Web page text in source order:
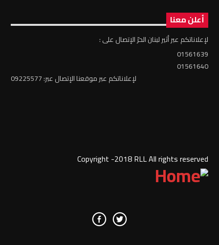
أعلن معنا
لإعلاناتكم عبر أثير لبنان الحرّ الإتصال على :
01561639
01561640
لإعلاناتكم عبر موقعنا الإتصال عبر: 09225577
Copyright -2018 RLL All rights reserved